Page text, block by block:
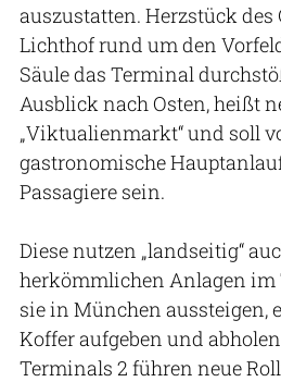
auszustatten. Herzstück des
Lichthof rund um den
Säule das Terminal
Ausblick nach Osten, heißt
„Viktualienmarkt“ und soll
gastronomische
Passagiere sein.
Diese nutzen „landseitig“
herkömmlichen Anlagen im
sie in München aussteigen,
Koffer aufgeben und
Terminals 2 führen neue